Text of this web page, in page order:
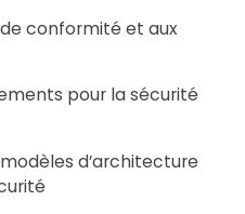
conformité et aux
pour la sécurité
d’architecture